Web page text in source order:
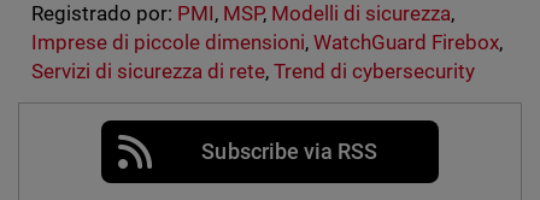
Registrado por: PMI, MSP, Modelli di sicurezza,
Imprese di piccole dimensioni,WatchGuard Firebox,
Servizi di sicurezza di rete, Trend di cybersecurity
Subscribe via RSS